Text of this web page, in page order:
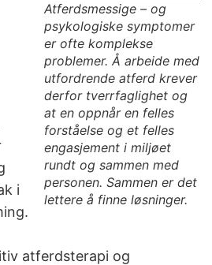
Atferdsmessige – og
psykologiske symptomer
er ofte komplekse
problemer. Å arbeide med
utfordrende atferd krever
derfor tverrfaglighet og
at en oppnår en felles
forståelse og et felles
engasjement i miljøet
rundt og sammen med
personen. Sammen er det
lettere å finne løsninger.
i
atferdsterapi og